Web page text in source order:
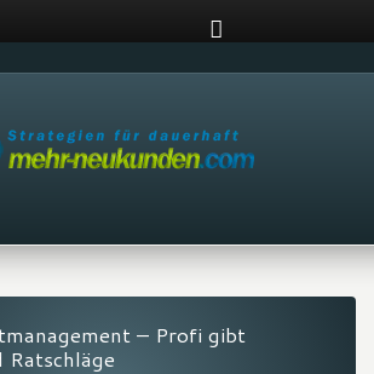
– Profi gibt
Ratschläge